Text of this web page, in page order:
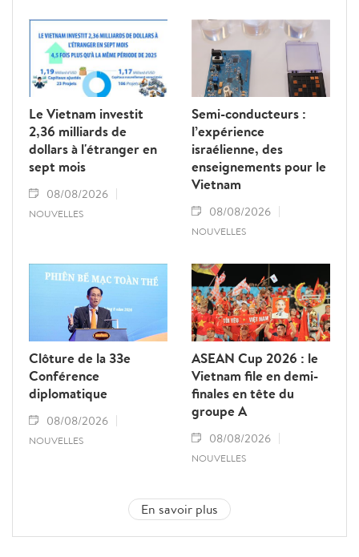
Le Vietnam investit
2,36 milliards de
dollars à l'étranger en
sept mois
08/08/2026
NOUVELLES
Semi-conducteurs :
l’expérience
israélienne, des
enseignements pour le
Vietnam
08/08/2026
NOUVELLES
Clôture de la 33e
Conférence
diplomatique
08/08/2026
NOUVELLES
ASEAN Cup 2026 : le
Vietnam file en demi-
finales en tête du
groupe A
08/08/2026
NOUVELLES
En savoir plus